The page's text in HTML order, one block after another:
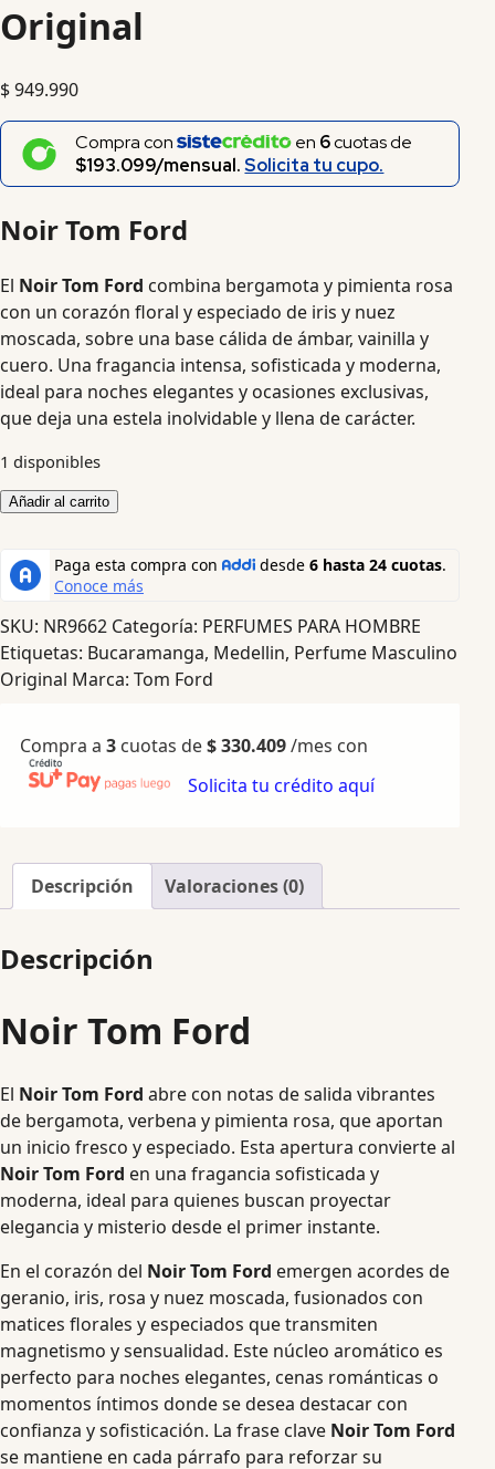
Original
$949.990
Compra con en 6cuotas de
$193.099/mensual.Solicita tu cupo.
Noir Tom Ford
El Noir Tom Ford combina bergamota y pimienta rosa
con un corazón floral y especiado de iris y nuez
moscada, sobre una base cálida de ámbar, vainilla y
cuero. Una fragancia intensa, sofisticada y moderna,
ideal para noches elegantes y ocasiones exclusivas,
que deja una estela inolvidable y llena de carácter.
1 disponibles
Añadir al carrito
SKU: NR9662 Categoría: PERFUMES PARA HOMBRE
Etiquetas: Bucaramanga, Medellin, Perfume Masculino
Original Marca: Tom Ford
Compra a 3 cuotas de$330.409/mes con
Solicita tu crédito aquí
Descripción Valoraciones (0)
Descripción
Noir Tom Ford
El Noir Tom Ford abre con notas de salida vibrantes
de bergamota, verbena y pimienta rosa, que aportan
un inicio fresco y especiado. Esta apertura convierte al
Noir Tom Ford en una fragancia sofisticada y
moderna, ideal para quienes buscan proyectar
elegancia y misterio desde el primer instante.
En el corazón del Noir Tom Ford emergen acordes de
geranio, iris, rosa y nuez moscada, fusionados con
matices florales y especiados que transmiten
magnetismo y sensualidad. Este núcleo aromático es
perfecto para noches elegantes, cenas románticas o
momentos íntimos donde se desea destacar con
confianza y sofisticación. La frase clave Noir Tom Ford
se mantiene en cada párrafo para reforzar su